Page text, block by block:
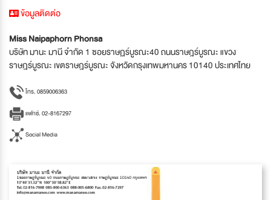
ข้อมูลติดต่อ
Miss Naipaphorn Phonsa
บริษัท มานะ มานี จำกัด 1 ซอยราษฏร์บูรณะ40 ถนนราษฎร์บูรณะ แขวง
ราษฎร์บูรณะ เขตราษฎร์บูรณะ จังหวัดกรุงเทพมหานคร 10140 ประเทศไทย
โทร. 0859006363
แฟกซ์. 02-8167297
Social Media